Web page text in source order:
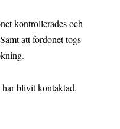
kontrollerades och
att fordonet togs
blivit kontaktad,